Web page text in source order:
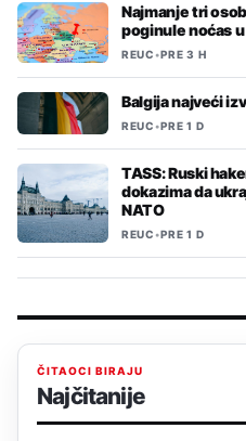
Najmanje tri
poginule noćas
REUC•PRE 3 H
Balgija najveći
REUC•PRE 1 D
TASS: Ruski
dokazima da
NATO
REUC•PRE 1 D
ČITAOCI BIRAJU
Najčitanije